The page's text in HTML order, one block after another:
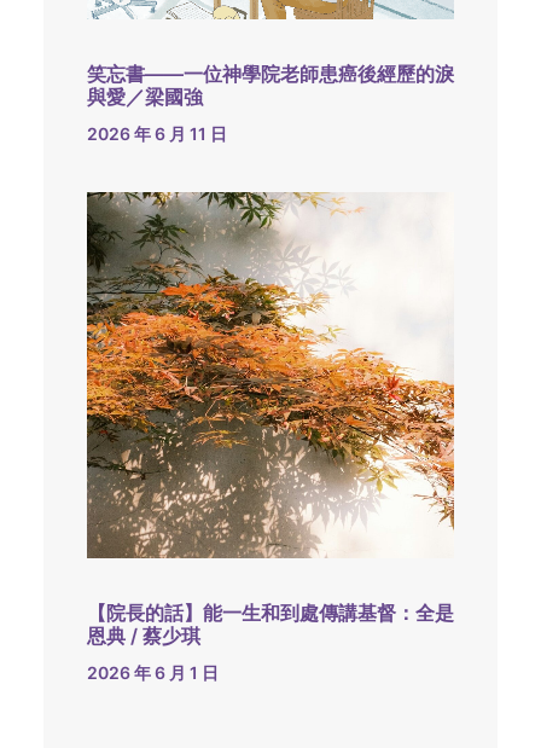
笑忘書——一位神學院老師患癌後經歷的淚
與愛／梁國強
2026 年 6 月 11 日
【院長的話】能一生和到處傳講基督：全是
恩典 / 蔡少琪
2026 年 6 月 1 日